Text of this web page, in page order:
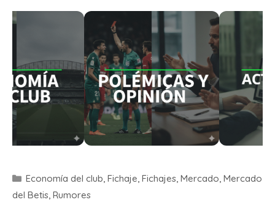
Economía del club, Fichaje, Fichajes, Mercado, Mercado
del Betis, Rumores